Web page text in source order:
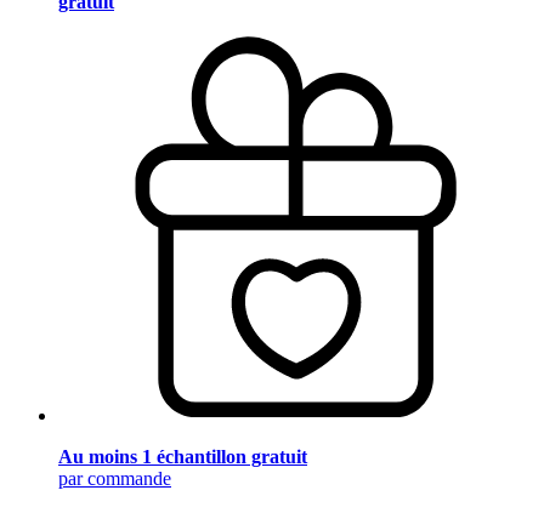
Au moins 1 échantillon gratuit
par commande